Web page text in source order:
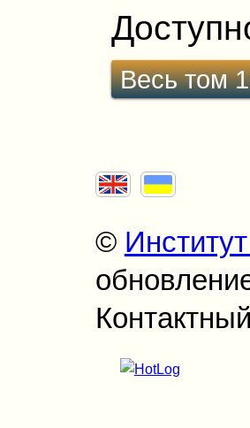
Весь том
©